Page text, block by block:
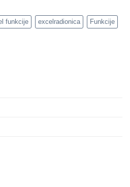
funkcije excelradionica Funkcije